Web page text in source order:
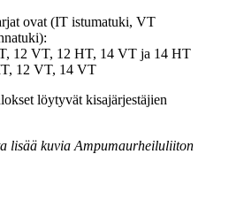
ovat (IT istumatuki, VT
12 VT, 12 HT, 14 VT ja 14 HT
12 VT, 14 VT
löytyvät kisajärjestäjien
lisää kuvia Ampumaurheiluliiton